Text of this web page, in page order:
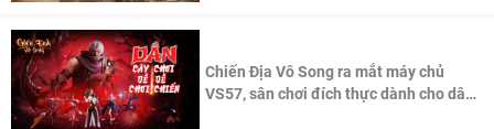
Chiến Địa Vô Song ra mắt máy chủ
VS57, sân chơi đích thực dành cho dân